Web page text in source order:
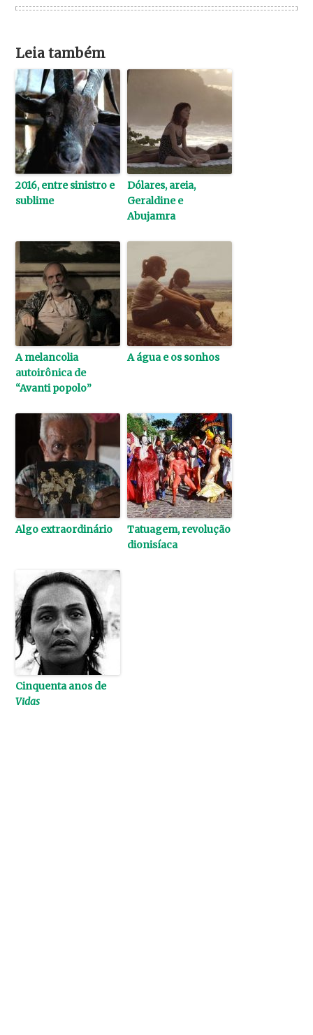
Leia também
2016, entre sinistro e
sublime
Dólares, areia,
Geraldine e
Abujamra
A melancolia
autoirônica de
“Avanti popolo”
A água e os sonhos
Algo extraordinário
Tatuagem, revolução
dionisíaca
Cinquenta anos de
Vidas